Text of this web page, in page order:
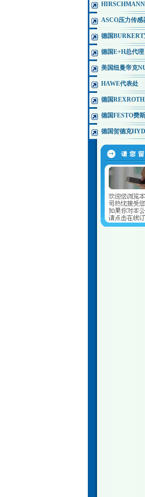
ASCO压力传感
德国BURKERT
德国E+H总代理
美国纽曼帝克
HAWE代表处
德国
德国FESTO费
德国贺德克